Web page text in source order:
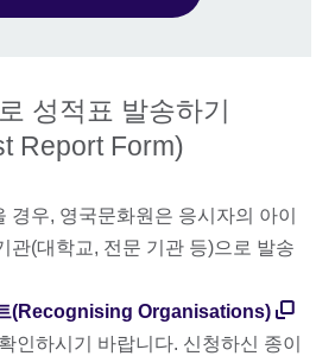
성적표 발송하기
Report Form)
경우, 영국문화원은 응시자의 아이
관(대학교, 전문 기관 등)으로 발송
(Recognising Organisations)
인하시기 바랍니다. 신청하신 종이